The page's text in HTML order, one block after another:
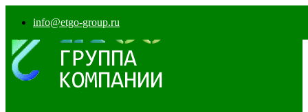
info@etgo-group.ru